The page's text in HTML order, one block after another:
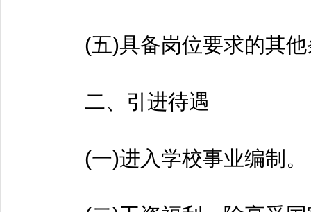
(五)具备岗位要求的其他
二、引进待遇
(一)进入学校事业编制。